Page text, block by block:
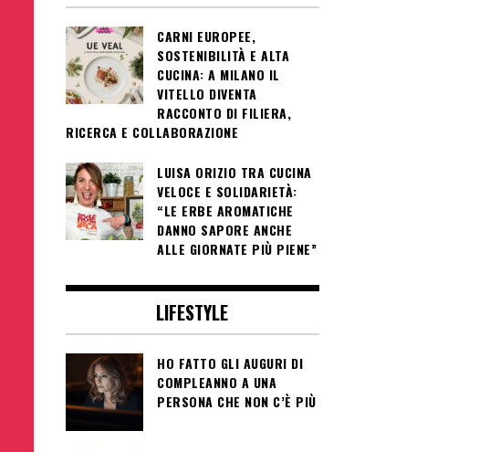
CARNI EUROPEE,
SOSTENIBILITÀ E ALTA
CUCINA: A MILANO IL
VITELLO DIVENTA
RACCONTO DI FILIERA,
RICERCA E COLLABORAZIONE
LUISA ORIZIO TRA CUCINA
VELOCE E SOLIDARIETÀ:
“LE ERBE AROMATICHE
DANNO SAPORE ANCHE
ALLE GIORNATE PIÙ PIENE”
LIFESTYLE
HO FATTO GLI AUGURI DI
COMPLEANNO A UNA
PERSONA CHE NON C’È PIÙ